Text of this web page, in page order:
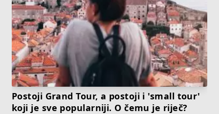
Postoji Grand Tour, a postoji i 'small tour'
koji je sve popularniji. O čemu je riječ?